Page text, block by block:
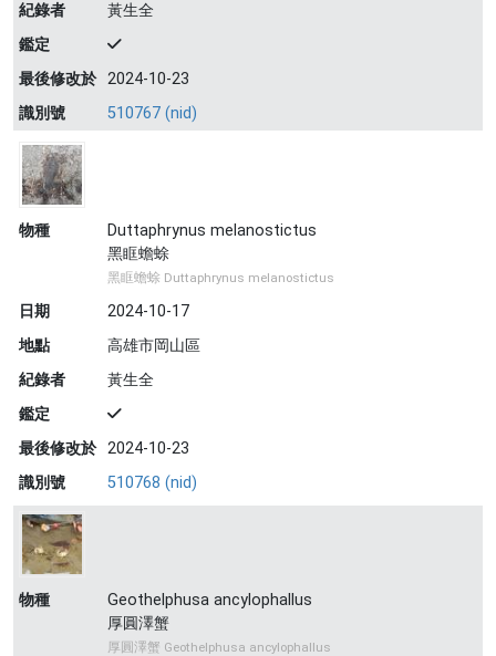
紀錄者
黃生全
鑑定
最後修改於 2024-10-23
識別號
510767 (nid)
物種
Duttaphrynus melanostictus
黑眶蟾蜍
黑眶蟾蜍 Duttaphrynus melanostictus
日期
2024-10-17
地點
高雄市岡山區
紀錄者
黃生全
鑑定
最後修改於 2024-10-23
識別號
510768 (nid)
物種
Geothelphusa ancylophallus
厚圓澤蟹
厚圓澤蟹 Geothelphusa ancylophallus